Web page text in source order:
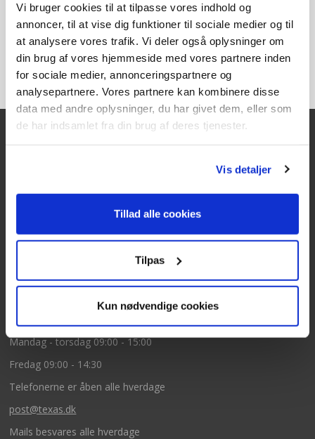
Vi bruger cookies til at tilpasse vores indhold og
annoncer, til at vise dig funktioner til sociale medier og til
at analysere vores trafik. Vi deler også oplysninger om
din brug af vores hjemmeside med vores partnere inden
for sociale medier, annonceringspartnere og
analysepartnere. Vores partnere kan kombinere disse
data med andre oplysninger, du har givet dem, eller som
de har indsamlet fra din brug af deres tjenester.
Vis detaljer
Tillad alle cookies
Tilpas
Kun nødvendige cookies
5260 Odense S
Mandag - torsdag 09:00 - 15:00
Fredag 09:00 - 14:30
Telefonerne er åben alle hverdage
post@texas.dk
Mails besvares alle hverdage